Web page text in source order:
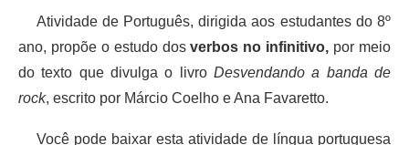
Atividade de Português, dirigida aos estudantes do 8º
ano, propõe o estudo dosverbos no infinitivo, por meio
do texto que divulga o livro Desvendando a banda de
rock, escrito por Márcio Coelho e Ana Favaretto.
Você pode baixar esta atividade de língua portuguesa